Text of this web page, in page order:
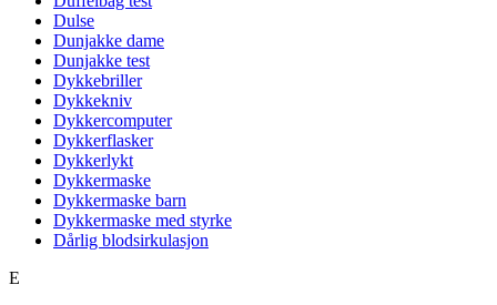
Dulse
Dunjakke dame
Dunjakke test
Dykkebriller
Dykkekniv
Dykkercomputer
Dykkerflasker
Dykkerlykt
Dykkermaske
Dykkermaske barn
Dykkermaske med styrke
Dårlig blodsirkulasjon
E